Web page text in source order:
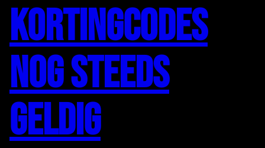
Kortingcodes
nog steeds
geldig